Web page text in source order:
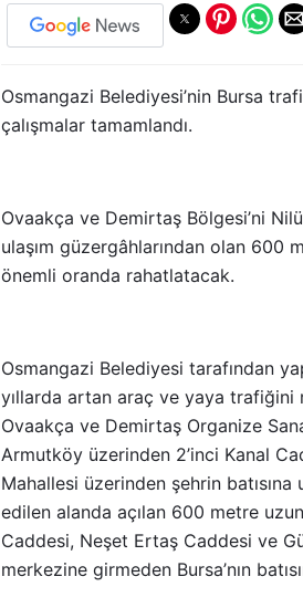
Osmangazi Belediyesi’nin Bursa
çalışmalar tamamlandı.
Ovaakça ve Demirtaş Bölgesi’ni
ulaşım güzergâhlarından olan
önemli oranda rahatlatacak.
Osmangazi Belediyesi tarafından
yıllarda artan araç ve yaya
Ovaakça ve Demirtaş Organize
Armutköy üzerinden 2’inci Kanal
Mahallesi üzerinden şehrin
edilen alanda açılan 600 metre
Caddesi, Neşet Ertaş Caddesi ve
merkezine girmeden Bursa’nın